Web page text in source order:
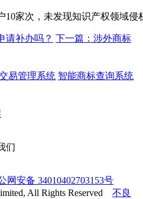
家次，未发现知识产权领域侵
请补办吗？ 下一篇：涉外商标
易管理系统 智能商标查询系统
们
网安备 34010402703153号
All Rights Reserved 不良